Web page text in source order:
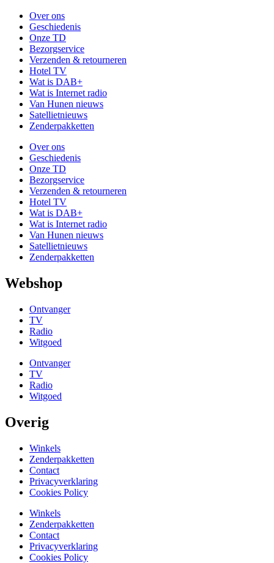
Over ons
Geschiedenis
Onze TD
Bezorgservice
Verzenden & retourneren
Hotel TV
Wat is DAB+
Wat is Internet radio
Van Hunen nieuws
Satellietnieuws
Zenderpakketten
Over ons
Geschiedenis
Onze TD
Bezorgservice
Verzenden & retourneren
Hotel TV
Wat is DAB+
Wat is Internet radio
Van Hunen nieuws
Satellietnieuws
Zenderpakketten
Webshop
Ontvanger
TV
Radio
Witgoed
Ontvanger
TV
Radio
Witgoed
Overig
Winkels
Zenderpakketten
Contact
Privacyverklaring
Cookies Policy
Winkels
Zenderpakketten
Contact
Privacyverklaring
Cookies Policy